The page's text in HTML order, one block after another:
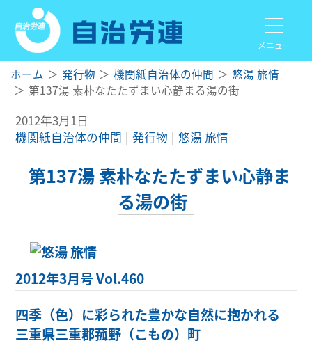
メニュー
ホーム 発行物 機関紙自治体の仲間
悠湯 旅情
第137湯 素朴なたたずまい心静まる湯の街
2012年3月1日
機関紙自治体の仲間
発行物 悠湯 旅情
第137湯 素朴なたたずまい心静ま
る湯の街
2012年3月号 Vol.460
四季（色）に彩られた豊かな自然に抱かれる
三重県三重郡菰野（こもの）町